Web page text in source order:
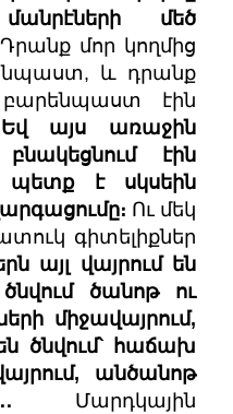
մեծ
Դրանք մոր կողմից
և դրանք
էին
Եվ այս առաջին
էին
պետք է սկսեին
Ու մեկ
գիտելիքներ
այլ վայրում են
ծանոթ ու
միջավայրում,
ծնվում՝ հաճախ
անծանոթ
Մարդկային